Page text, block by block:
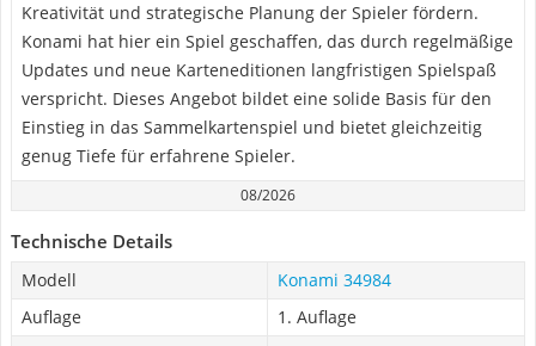
Kreativität und strategische Planung der Spieler fördern.
Konami hat hier ein Spiel geschaffen, das durch regelmäßige
Updates und neue Karteneditionen langfristigen Spielspaß
verspricht. Dieses Angebot bildet eine solide Basis für den
Einstieg in das Sammelkartenspiel und bietet gleichzeitig
genug Tiefe für erfahrene Spieler.
08/2026
Technische Details
Modell
Konami 34984
Auflage
1. Auflage